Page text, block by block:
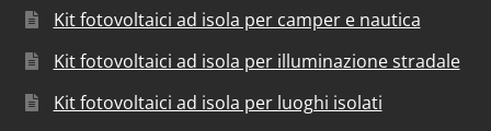
Kit fotovoltaici ad isola per camper e nautica
Kit fotovoltaici ad isola per illuminazione stradale
Kit fotovoltaici ad isola per luoghi isolati